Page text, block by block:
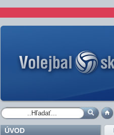
ÚVOD